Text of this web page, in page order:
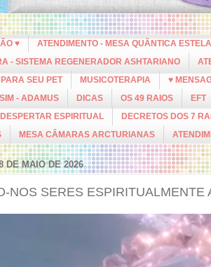
♥ ATENDIMENTO - MESA QUÂNTICA
- SISTEMA REGENERADOR ASHTARIANO
SEU PET
MUSICOTERAPIA ♥
- ADAMUS
DICAS OS 49 RAIOS EFT
ESPIRITUAL
DECRETOS DOS 7
MESA CÂMARAS ARCTURIANAS
DE MAIO DE 2026
NOS SERES ESPIRITUALMENTE